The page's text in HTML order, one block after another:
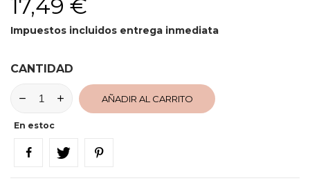
17,49 €
Impuestos incluidos entrega inmediata
CANTIDAD
AÑADIR AL CARRITO